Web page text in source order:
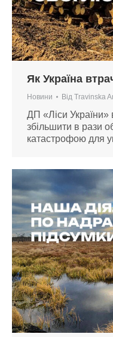
Як Україна
Новини Від Travinska
ДП «Ліси України»
збільшити в рази
катастрофою для